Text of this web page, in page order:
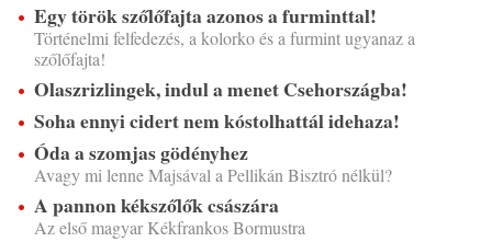
Egy török szőlőfajta azonos a furminttal!
Történelmi felfedezés, a kolorko és a furmint ugyanaz a
szőlőfajta!
Olaszrizlingek, indul a menet Csehországba!
Soha ennyi cidert nem kóstolhattál idehaza!
Óda a szomjas gödényhez
Avagy mi lenne Majsával a Pellikán Bisztró nélkül?
A pannon kékszőlők császára
Az első magyar Kékfrankos Bormustra